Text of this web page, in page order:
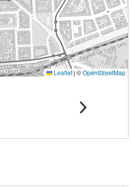
Leaflet| ©OpenStreetMap